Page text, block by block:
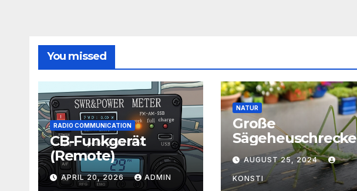
You missed
RADIO COMMUNICATION
CB-Funkgerät
(Remote)
APRIL 20, 2026 ADMIN
NATUR
Große
Sägeheuschrecke
AUGUST 25, 2024
KONSTI